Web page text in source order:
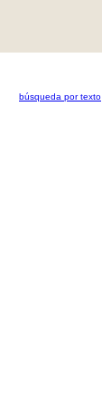
búsqueda por texto